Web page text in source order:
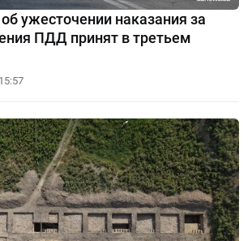
ужесточении наказания за
ПДД принят в третьем